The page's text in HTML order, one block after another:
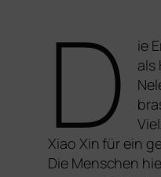
D
ie
als
Xiao Xin für ein
Die Menschen